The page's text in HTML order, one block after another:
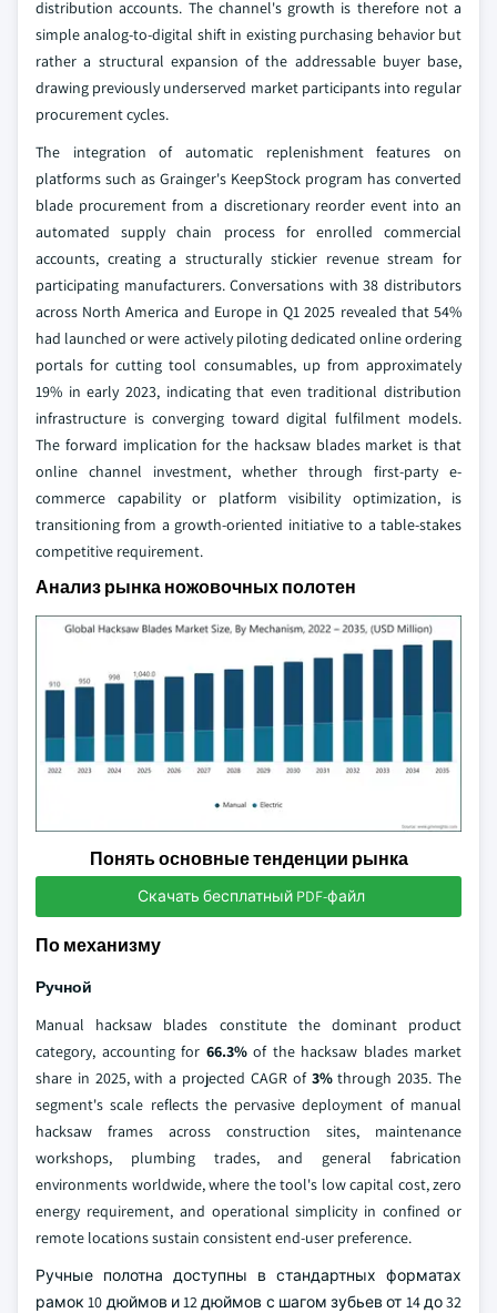
distribution accounts. The channel's growth is therefore not a
simple analog-to-digital shift in existing purchasing behavior but
rather a structural expansion of the addressable buyer base,
drawing previously underserved market participants into regular
procurement cycles.
The integration of automatic replenishment features on
platforms such as Grainger's KeepStock program has converted
blade procurement from a discretionary reorder event into an
automated supply chain process for enrolled commercial
accounts, creating a structurally stickier revenue stream for
participating manufacturers. Conversations with 38 distributors
across North America and Europe in Q1 2025 revealed that 54%
had launched or were actively piloting dedicated online ordering
portals for cutting tool consumables, up from approximately
19% in early 2023, indicating that even traditional distribution
infrastructure is converging toward digital fulfilment models.
The forward implication for the hacksaw blades market is that
online channel investment, whether through first-party e-
commerce capability or platform visibility optimization, is
transitioning from a growth-oriented initiative to a table-stakes
competitive requirement.
Анализ рынка ножовочных полотен
Понять основные тенденции рынка
Скачать бесплатный PDF-файл
По механизму
Ручной
Manual hacksaw blades constitute the dominant product
category, accounting for 66.3%of the hacksaw blades market
share in 2025, with a projected CAGR of 3%through 2035. The
segment's scale reflects the pervasive deployment of manual
hacksaw frames across construction sites, maintenance
workshops, plumbing trades, and general fabrication
environments worldwide, where the tool's low capital cost, zero
energy requirement, and operational simplicity in confined or
remote locations sustain consistent end-user preference.
Ручные полотна доступны в стандартных форматах
рамок 10 дюймов и 12 дюймов с шагом зубьев от 14 до 32